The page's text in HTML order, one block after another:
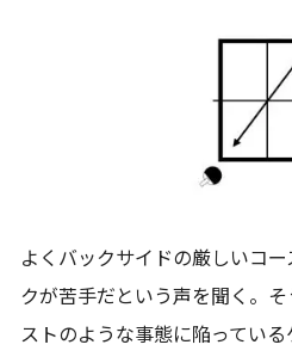
よくバックサイドの厳しいコ
クが苦手だという声を聞く。
ストのような事態に陥ってい